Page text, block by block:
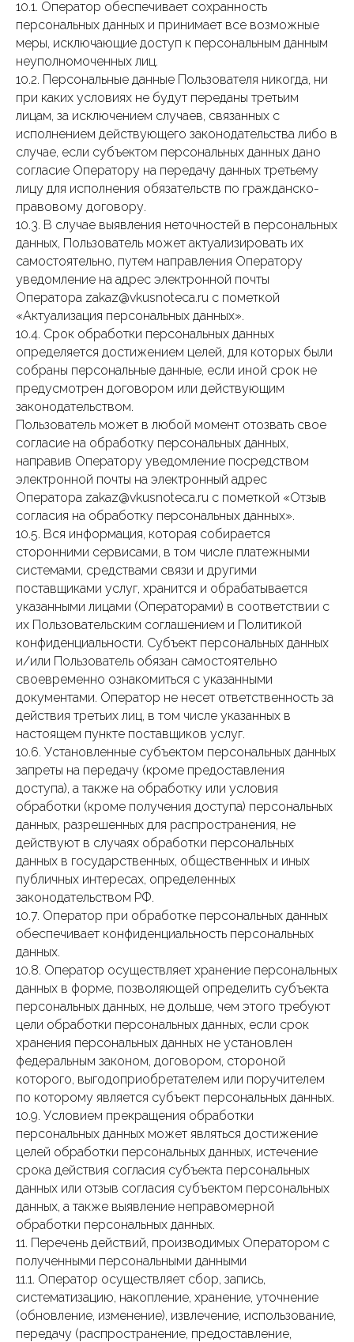
10.1. Оператор обеспечивает сохранность
персональных данных и принимает все возможные
меры, исключающие доступ к персональным данным
неуполномоченных лиц.
10.2. Персональные данные Пользователя никогда, ни
при каких условиях не будут переданы третьим
лицам, за исключением случаев, связанных с
исполнением действующего законодательства либо в
случае, если субъектом персональных данных дано
согласие Оператору на передачу данных третьему
лицу для исполнения обязательств по гражданско-
правовому договору.
10.3. В случае выявления неточностей в персональных
данных, Пользователь может актуализировать их
самостоятельно, путем направления Оператору
уведомление на адрес электронной почты
Оператора zakaz@vkusnoteca.ru с пометкой
«Актуализация персональных данных».
10.4. Срок обработки персональных данных
определяется достижением целей, для которых были
собраны персональные данные, если иной срок не
предусмотрен договором или действующим
законодательством.
Пользователь может в любой момент отозвать свое
согласие на обработку персональных данных,
направив Оператору уведомление посредством
электронной почты на электронный адрес
Оператора zakaz@vkusnoteca.ru с пометкой «Отзыв
согласия на обработку персональных данных».
10.5. Вся информация, которая собирается
сторонними сервисами, в том числе платежными
системами, средствами связи и другими
поставщиками услуг, хранится и обрабатывается
указанными лицами (Операторами) в соответствии с
их Пользовательским соглашением и Политикой
конфиденциальности. Субъект персональных данных
и/или Пользователь обязан самостоятельно
своевременно ознакомиться с указанными
документами. Оператор не несет ответственность за
действия третьих лиц, в том числе указанных в
настоящем пункте поставщиков услуг.
10.6. Установленные субъектом персональных данных
запреты на передачу (кроме предоставления
доступа), а также на обработку или условия
обработки (кроме получения доступа) персональных
данных, разрешенных для распространения, не
действуют в случаях обработки персональных
данных в государственных, общественных и иных
публичных интересах, определенных
законодательством РФ.
10.7. Оператор при обработке персональных данных
обеспечивает конфиденциальность персональных
данных.
10.8. Оператор осуществляет хранение персональных
данных в форме, позволяющей определить субъекта
персональных данных, не дольше, чем этого требуют
цели обработки персональных данных, если срок
хранения персональных данных не установлен
федеральным законом, договором, стороной
которого, выгодоприобретателем или поручителем
по которому является субъект персональных данных.
10.9. Условием прекращения обработки
персональных данных может являться достижение
целей обработки персональных данных, истечение
срока действия согласия субъекта персональных
данных или отзыв согласия субъектом персональных
данных, а также выявление неправомерной
обработки персональных данных.
11. Перечень действий, производимых Оператором с
полученными персональными данными
11.1. Оператор осуществляет сбор, запись,
систематизацию, накопление, хранение, уточнение
(обновление, изменение), извлечение, использование,
передачу (распространение, предоставление,